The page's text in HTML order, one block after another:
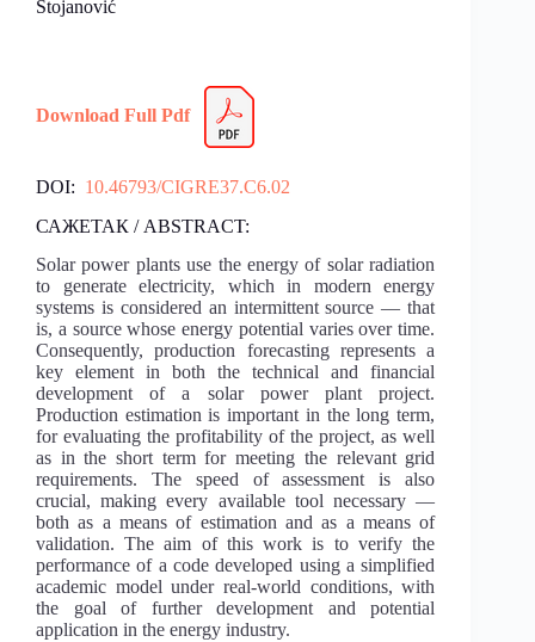
Stojanović
Download Full Pdf
DOI: 10.46793/CIGRE37.C6.02
САЖЕТАК / ABSTRACT:
Solar power plants use the energy of solar radiation
to generate electricity, which in modern energy
systems is considered an intermittent source — that
is, a source whose energy potential varies over time.
Consequently, production forecasting represents a
key element in both the technical and financial
development of a solar power plant project.
Production estimation is important in the long term,
for evaluating the profitability of the project, as well
as in the short term for meeting the relevant grid
requirements. The speed of assessment is also
crucial, making every available tool necessary —
both as a means of estimation and as a means of
validation. The aim of this work is to verify the
performance of a code developed using a simplified
academic model under real-world conditions, with
the goal of further development and potential
application in the energy industry.